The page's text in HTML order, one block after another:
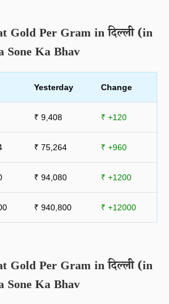
Gold Per Gram in दिल्ली (in
Sone Ka Bhav
Yesterday Change
₹ 9,408 ₹ +120
₹ 75,264 ₹ +960
₹ 94,080 ₹ +1200
₹ 940,800 ₹ +12000
Gold Per Gram in दिल्ली (in
Sone Ka Bhav